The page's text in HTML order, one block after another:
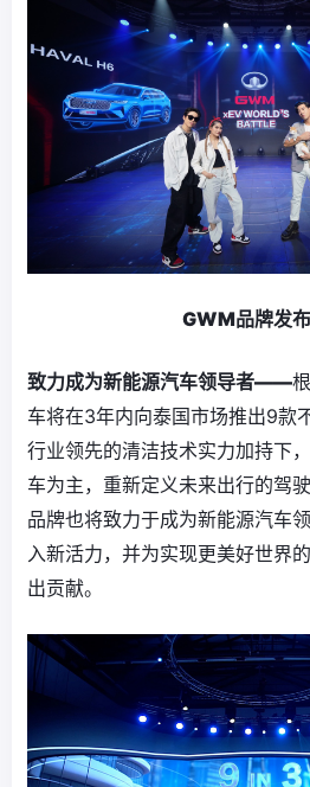
GWM品牌发布
致力成为新能源汽车领导者——
车将在3年内向泰国市场推出9款
行业领先的清洁技术实力加持下
车为主，重新定义未来出行的驾
品牌也将致力于成为新能源汽车
入新活力，并为实现更美好世界
出贡献。